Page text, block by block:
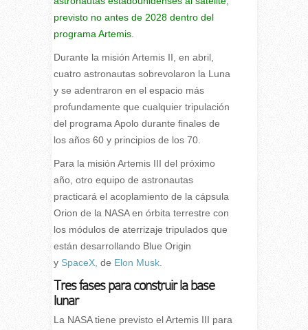
previsto no antes de 2028 dentro del
programa Artemis.
Durante la misión Artemis II, en abril,
cuatro astronautas sobrevolaron la Luna
y se adentraron en el espacio más
profundamente que cualquier tripulación
del programa Apolo durante finales de
los años 60 y principios de los 70.
Para la misión Artemis III del próximo
año, otro equipo de astronautas
practicará el acoplamiento de la cápsula
Orion de la NASA en órbita terrestre con
los módulos de aterrizaje tripulados que
están desarrollando Blue Origin
y SpaceX, de Elon Musk.
Tres fases para construir la base
lunar
La NASA tiene previsto el Artemis III para